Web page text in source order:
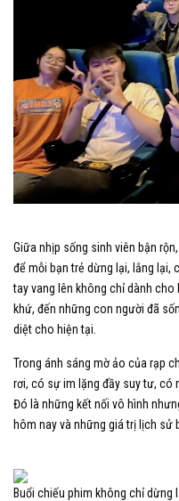
Giữa nhịp sống sinh viên bận
để mỗi bạn trẻ dừng lại, lắng lại,
tay vang lên không chỉ dành
khứ, đến những con người đã
diệt cho hiện tại.
Trong ánh sáng mờ ảo của rạp
rơi, có sự im lặng đầy suy tư, có
Đó là những kết nối vô hình
hôm nay và những giá trị lịch sử
Buổi chiếu phim không chỉ dừng